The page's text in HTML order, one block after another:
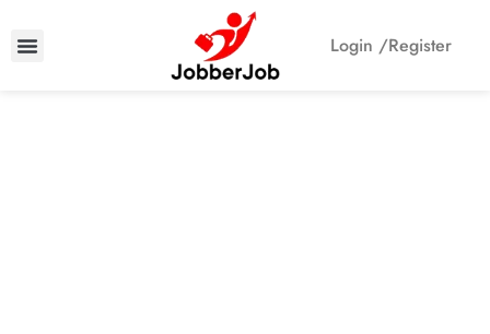
Login /Register